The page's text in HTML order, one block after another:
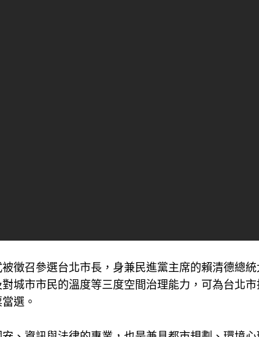
徵召參選台北市長，身兼民進黨主席的賴清德總
城市市民的溫度等三度空間治理能力，可為台北
選。